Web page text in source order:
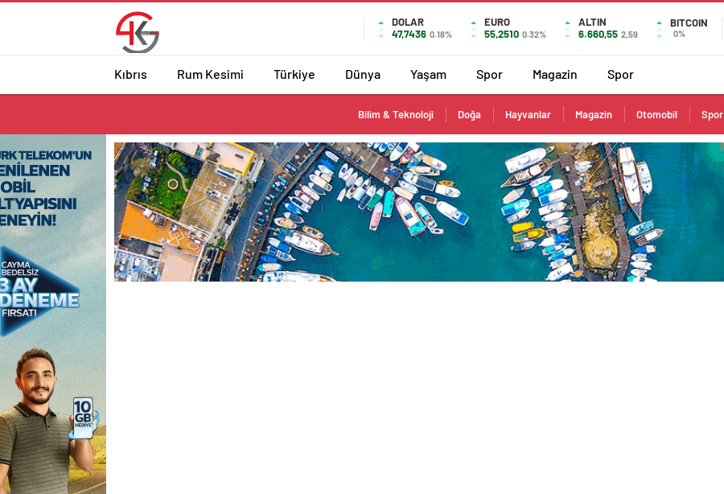
DOLAR
47,7436 0.18%
EURO
55,2510 0.32%
ALTIN
6.660,55 2,59
BITCOIN
0%
Kıbrıs Rum Kesimi Türkiye Dünya Yaşam Spor Magazin Spor
Bilim & Teknoloji Doğa Hayvanlar Magazin Otomobil Spor